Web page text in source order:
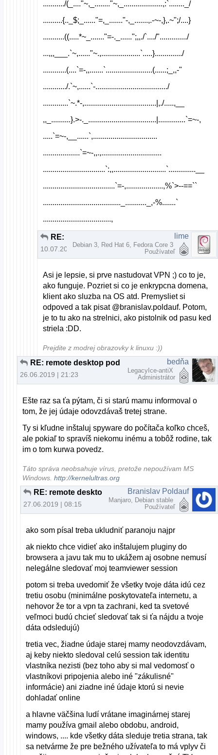
.........../(_...."~,_........"~,_....................,:`........_/
..........{.._$;_......"=,_......."-,_.......,.-~-,},.~";/....}
...........((.....*~_......."=-._......";,,./`..../"............../
...,,,___.`~,......"~.,....................`.....}............../
............(....`=-,,.......`........................(......;_,,-"
............/.`~,......`-...................................../
.............`~.*-,.....................................|,./.....,__
,,_..........}.>-._...................................|..............`=~-,
.....`=~-,__......`,.................................
...................`=~-,,.,...............................
................................`:,,...........................`..............__
.....................................`=-,...................,%`>--==``
........................................_..........._,-%.......`
...................................,
10.07.2019 | 07:20
lime
Debian 3, Red Hat 6, Fedora Core 3
Používateľ
Asi je lepsie, si prve nastudovat VPN ;) co to je,
ako funguje. Pozriet si co je enkrypcna domena,
klient ako sluzba na OS atd. Premysliet si
odpoved a tak pisat @branislav.poldauf. Potom,
je to tu ako na strelnici, ako pistolnik od pasu ked
striela :DD.
Prejdite z modrej obrazovky k linuxu :))
26.06.2019 | 21:23
bedňa
LegacyIce-antiX
Administrátor
Ešte raz sa ťa pýtam, či si starú mamu informoval o
tom, že jej údaje odovzdávaš tretej strane.
Ty si kľudne inštaluj spyware do počítača koľko chceš,
ale pokiaľ to spravíš niekomu inému a tobôž rodine, tak
im o tom kurwa povedz.
Táto správa neobsahuje vírus, pretože nepoužívam MS
Windows.http://kernelultras.org
RE: remote desktop pod linuxom
27.06.2019 | 08:15
Branislav Poldauf
Manjaro, Debian stable
Používateľ
ako som písal treba ukludniť paranoju najpr
ak niekto chce vidieť ako inštalujem pluginy do
browsera a javu tak mu to ukážem aj osobne nemusí
nelegálne sledovať moj teamviewer session
potom si treba uvedomiť že všetky tvoje dáta idú cez
tretiu osobu (minimálne poskytovateľa internetu, a
nehovor že tor a vpn ta zachrani, ked ta svetové
veľmoci budú chcieť sledovať tak si ťa nájdu a tvoje
dáta odsledujú)
tretia vec, žiadne údaje starej mamy neodovzdávam,
aj keby niekto sledoval celú session tak identitu
vlastníka nezisti (bez toho aby si mal vedomosť o
vlastníkovi pripojenia alebo iné "zákulisné"
informácie) ani ziadne iné údaje ktorú si nevie
dohladať online
a hlavne väčšina ludí vrátane imaginárnej starej
mamy používa gmail alebo obdobu, android,
windows, .... kde všetky dáta sleduje tretia strana, tak
sa netvárme že pre bežného užívateľa to má vplyv či